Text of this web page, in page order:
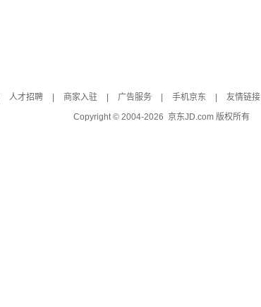
人才招聘 商家入驻 广告服务 手机京东 友情链接
Copyright © 2004-2026 京东JD.com 版权所有